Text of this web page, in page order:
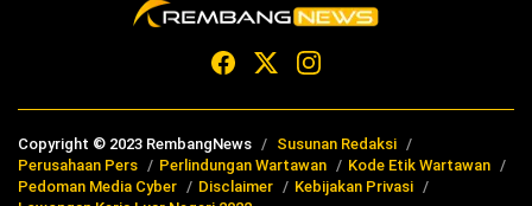
Copyright © 2023 RembangNews
Susunan Redaksi
Perusahaan Pers
Perlindungan Wartawan
Kode Etik Wartawan
Pedoman Media Cyber
Disclaimer
Kebijakan Privasi